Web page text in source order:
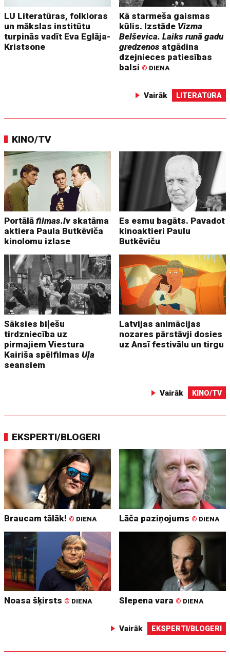
LU Literatūras, folkloras
un mākslas institūtu
turpinās vadīt Eva Eglāja-
Kristsone
Kā starmeša gaismas
kūlis. Izstāde Vizma
Belševica. Laiks runā gadu
gredzenos atgādina
dzejnieces patiesības
balsi © DIENA
Vairāk LITERATŪRA
KINO/TV
Portālāfilmas.lv skatāma
aktiera Paula Butkēviča
kinolomu izlase
Es esmu bagāts. Pavadot
kinoaktieri Paulu
Butkēviču
Sāksies biļešu
tirdzniecība uz
pirmajiem Viestura
Kairiša spēlfilmasUļa
seansiem
Latvijas animācijas
nozares pārstāvji dosies
uz Ansī festivālu un tirgu
Vairāk KINO/TV
EKSPERTI/BLOGERI
Braucam tālāk! © DIENA Lāča paziņojums © DIENA
Noasa šķirsts © DIENA Slepena vara © DIENA
Vairāk EKSPERTI/BLOGERI